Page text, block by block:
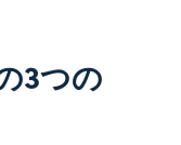
3つの